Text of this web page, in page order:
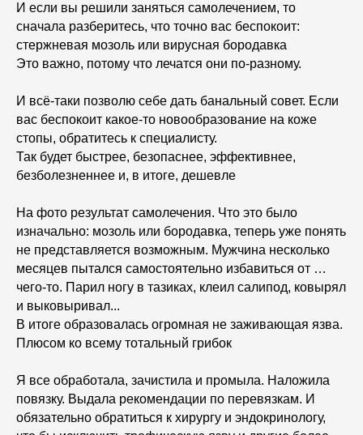
И если вы решили заняться самолечением, то
сначала разберитесь, что точно вас беспокоит:
стержневая мозоль или вирусная бородавка
Это важно, потому что лечатся они по-разному.
И всё-таки позволю себе дать банальный совет. Если
вас беспокоит какое-то новообразование на коже
стопы, обратитесь к специалисту.
Так будет быстрее, безопаснее, эффективнее,
безболезненнее и, в итоге, дешевле
На фото результат самолечения. Что это было
изначально: мозоль или бородавка, теперь уже понять
не представляется возможным. Мужчина несколько
месяцев пытался самостоятельно избавиться от …
чего-то. Парил ногу в тазиках, клеил салипод, ковырял
и выковыривал...
В итоге образовалась огромная не заживающая язва.
Плюсом ко всему тотальный грибок
Я все обработала, зачистила и промыла. Наложила
повязку. Выдала рекомендации по перевязкам. И
обязательно обратиться к хирургу и эндокринологу,